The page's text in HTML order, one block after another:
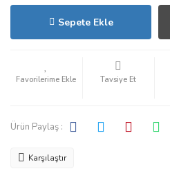
Sepete Ekle
Tavsiye Et
Ürün Paylaş :
Karşılaştır